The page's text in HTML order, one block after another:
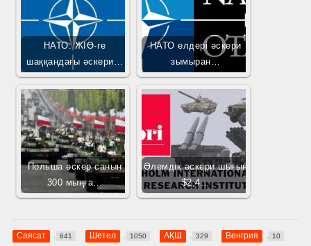
НАТО: ЖІӨ-ге
шаққандағы әскери…
НАТО елдері әскери
зымыран…
Польша әскер санын
300 мыңға…
Әлемдік әскери шығын
$2,4…
Саясат 641 Шетел 1050 АҚШ 329 Венгрия 10